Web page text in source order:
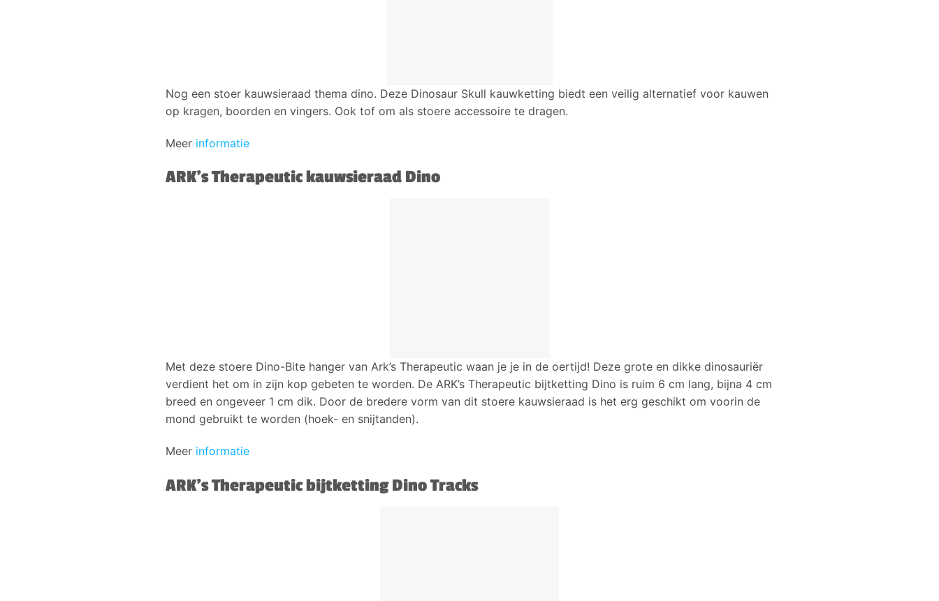
Nog een stoer kauwsieraad thema dino. Deze Dinosaur Skull kauwketting biedt een veilig alternatief voor kauwen
op kragen, boorden en vingers. Ook tof om als stoere accessoire te dragen.
Meer informatie
ARK’s Therapeutic kauwsieraad Dino
Met deze stoere Dino-Bite hanger van Ark’s Therapeutic waan je je in de oertijd! Deze grote en dikke dinosauriër
verdient het om in zijn kop gebeten te worden. De ARK’s Therapeutic bijtketting Dino is ruim 6 cm lang, bijna 4 cm
breed en ongeveer 1 cm dik. Door de bredere vorm van dit stoere kauwsieraad is het erg geschikt om voorin de
mond gebruikt te worden (hoek- en snijtanden).
Meer informatie
ARK’s Therapeutic bijtketting Dino Tracks